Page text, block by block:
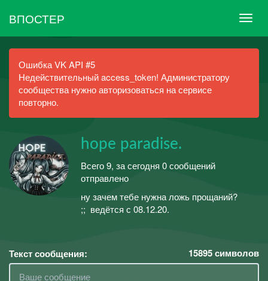
ВПОСТЕР
Ошибка VK API #5
Недействительный access_token! Администратору
сообщества нужно авторизоваться на сервисе
повторно.
hope paradise.
Всего 9, за сегодня 0 сообщений
отправлено
ну зачем тебе нужна ложь прощаний?
;;ㅤ ㅤㅤ ㅤведётся с 08.12.20.
Текст сообщения: 15895символов